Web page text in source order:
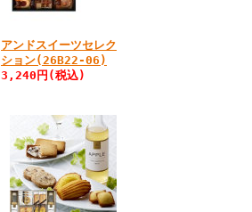
アンドスイーツセレク
ション(26B22-06)
3,240円 (税込)